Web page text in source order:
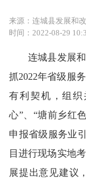
来源：连城县发展和
时间：2022-08-29
连城县发展和
抓2022年省级服
有利契机，组
心”、“塘前乡红
申报省级服务业
目进行现场实地
展提出意见建议